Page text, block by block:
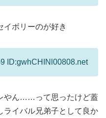
イボリーのが好き
ID:gwhCHINl00808.net
やん……って思ったけど蓋
ライバル兄弟子として良か